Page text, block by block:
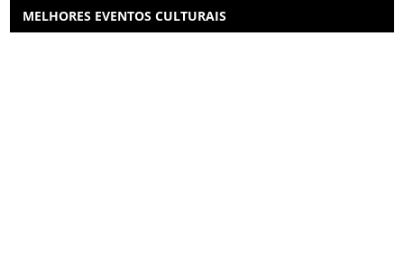
MELHORES EVENTOS CULTURAIS